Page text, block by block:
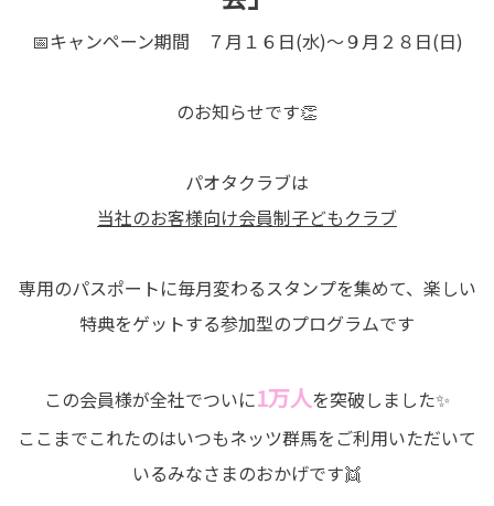
📅キャンペーン期間 ７月１６日(水)～９月２８日(日)
のお知らせです👏
パオタクラブは
当社のお客様向け会員制子どもクラブ
専用のパスポートに毎月変わるスタンプを集めて、楽しい
特典をゲットする参加型のプログラムです
この会員様が全社でついに1万人を突破しました✨
ここまでこれたのはいつもネッツ群馬をご利用いただいて
いるみなさまのおかげです👯